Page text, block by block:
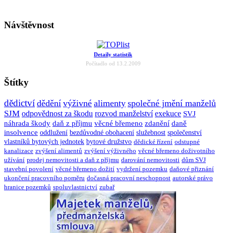
Návštěvnost
Detaily statistik
Počítadlo od 13.2.2009
Štítky
dědictví dědění výživné alimenty společné jmění manželů
SJM odpovědnost za škodu rozvod manželství exekuce SVJ
náhrada škody daň z příjmu věcné břemeno zdanění daně
insolvence oddlužení bezdůvodné obohacení služebnost společenství
vlastníků bytových jednotek bytové družstvo dědické řízení odstupné
kanalizace zvýšení alimentů zvýšení výživného věcné břemeno doživotního
užívání prodej nemovitosti a daň z příjmu darování nemovitosti dům SVJ
stavební povolení věcné břemeno dožití vydržení pozemku daňové přiznání
ukončení pracovního poměru dočasná pracovní neschopnost autorské právo
hranice pozemků spoluvlastnictví zubař